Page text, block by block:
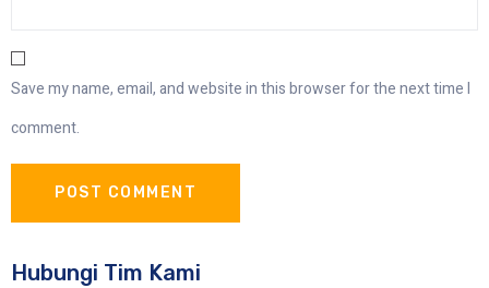
Save my name, email, and website in this browser for the next time I
comment.
Hubungi Tim Kami